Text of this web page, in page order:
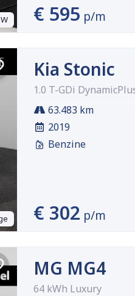
€ 595 p/m
Kia Stonic
1.0 T-GDi
63.483 km
2019
Benzine
€ 302 p/m
MG MG4
64 kWh Luxury